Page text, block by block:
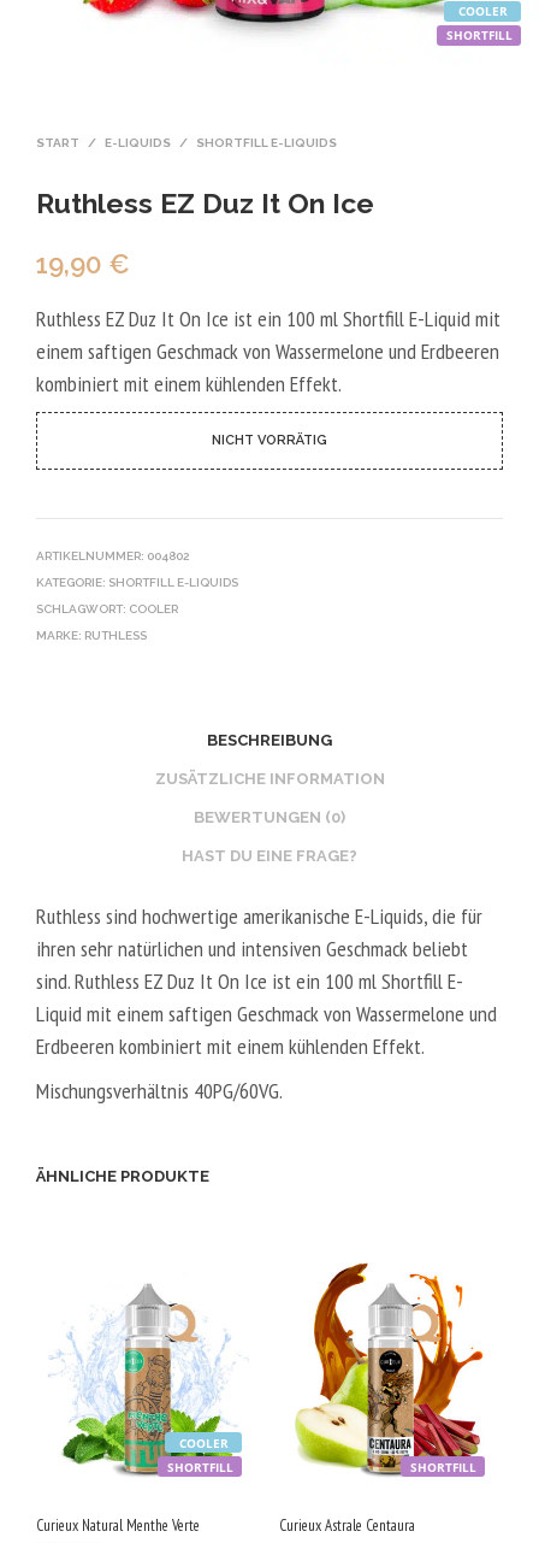
SHORTFILL
COOLER
START / E-LIQUIDS / SHORTFILL E-LIQUIDS
Ruthless EZ Duz It On Ice
19,90 €
Ruthless EZ Duz It On Ice ist ein 100 ml Shortfill E-Liquid mit
einem saftigen Geschmack von Wassermelone und Erdbeeren
kombiniert mit einem kühlenden Effekt.
NICHT VORRÄTIG
ARTIKELNUMMER: 004802
KATEGORIE: SHORTFILL E-LIQUIDS
SCHLAGWORT: COOLER
MARKE: RUTHLESS
BESCHREIBUNG
ZUSÄTZLICHE INFORMATION
BEWERTUNGEN (0)
HAST DU EINE FRAGE?
Ruthless sind hochwertige amerikanische E-Liquids, die für
ihren sehr natürlichen und intensiven Geschmack beliebt
sind. Ruthless EZ Duz It On Ice ist ein 100 ml Shortfill E-
Liquid mit einem saftigen Geschmack von Wassermelone und
Erdbeeren kombiniert mit einem kühlenden Effekt.
Mischungsverhältnis 40PG/60VG.
ÄHNLICHE PRODUKTE
SHORTFILL
COOLER
Curieux Natural Menthe Verte
SHORTFILL
Curieux Astrale Centaura